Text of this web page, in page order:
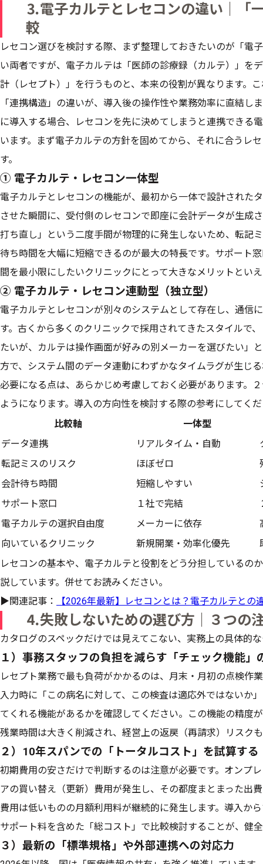
⒊電子カルテとレセコンの違い｜「
較
レセコン選びを検討する際、まず整理しておきたいのが「電
い両者ですが、電子カルテは「医師の診療録（カルテ）」を
計（レセプト）」を行うものと、本来の役割が異なります。
「連携構造」の違いが、導入後の操作性や業務効率に直結し
に導入する場合、レセコンを先に決めてしまうと連携できる
います。まず電子カルテの方針を固めてから、それに合うレ
す。
① 電子カルテ・レセコン一体型
電子カルテとレセコンの機能が、最初から一体で設計された
させた瞬間に、受付側のレセコンで即座に会計データが生成
打ち直し」という二度手間が物理的に発生しないため、転記
待ち時間を大幅に短縮できるのが最大の特長です。サポート
間を最小限にしたいクリニックにとって大きなメリットとい
② 電子カルテ・レセコン連動型（独立型）
電子カルテとレセコンが別々のシステムとして存在し、通信
す。古くから多くのクリニックで採用されてきたスタイルで
たいが、カルテは操作画面が好みの別メーカーを選びたい」
方で、システム間のデータ連動にわずかなタイムラグが生じ
必要になる点は、あらかじめ考慮しておく必要があります。
ようになります。導入の方向性を検討する際の参考にしてく
比較軸
一体型
データ連携
リアルタイム・自動
転記ミスのリスク
ほぼゼロ
会計待ち時間
短縮しやすい
サポート窓口
１社で完結
電子カルテの選択自由度
メーカーに依存
向いているクリニック
新規開業・効率化優先
レセコンの基本や、電子カルテと役割をどう分担しているの
説しています。併せてお読みください。
▶︎関連記事：
【2026年最新】レセコンとは？電子カルテと
⒋失敗しないための選び方｜３つの
カタログのスペックだけでは見えてこない、実務上の具体的
１）事務スタッフの負担を減らす「チェック機能」
レセプト業務で最も負荷がかかるのは、月末・月初の点検作
入力時に「この病名に対して、この検査は適応外ではないか
てくれる機能があるかを確認してください。この機能の精度
残業時間は大きく削減され、経営上の返戻（再請求）リスク
２）10年スパンでの「トータルコスト」を試算する
初期費用の安さだけで判断するのは注意が必要です。オンプ
アの買い替え（更新）費用が発生し、その都度まとまった出
費用は低いものの月額利用料が継続的に発生します。導入か
サポート料を含めた「総コスト」で比較検討することが、健
３）最新の「標準規格」や外部連携への対応力